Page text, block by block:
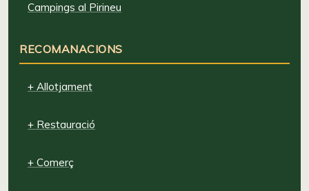
Campings al Pirineu
RECOMANACIONS
+ Allotjament
+ Restauració
+ Comerç